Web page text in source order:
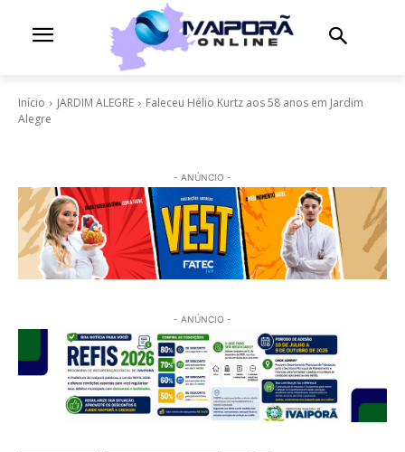
Início JARDIM ALEGRE
Faleceu Hélio Kurtz aos 58 anos em Jardim
Alegre
- ANÚNCIO -
- ANÚNCIO -